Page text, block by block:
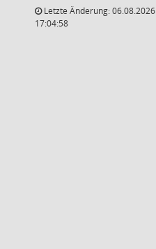
Letzte Änderung: 06.08.2026
17:04:58